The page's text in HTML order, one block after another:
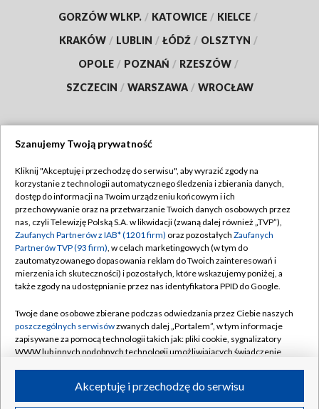
GORZÓW WLKP. / KATOWICE / KIELCE /
KRAKÓW / LUBLIN / ŁÓDŹ / OLSZTYN /
OPOLE / POZNAŃ / RZESZÓW /
SZCZECIN / WARSZAWA / WROCŁAW
TVP
Abonament TVP
Emisja w TVP
Centrum informacji TVP
Naziemna Telewizja Cyfrowa
Rada Programowa
System NOS
Informacje o nadawcy
Program dla prasy
Regulamin TVP
Polityka prywatności
Moje zgody
Pomoc
Kontakt
Kanały
Szanujemy Twoją prywatność
Kliknij "Akceptuję i przechodzę do serwisu", aby wyrazić zgody na
korzystanie z technologii automatycznego śledzenia i zbierania danych,
dostęp do informacji na Twoim urządzeniu końcowym i ich
przechowywanie oraz na przetwarzanie Twoich danych osobowych przez
nas, czyli Telewizję Polską S.A. w likwidacji (zwaną dalej również „TVP”),
Zaufanych Partnerów z IAB* (1201 firm) oraz pozostałych Zaufanych
Partnerów TVP (93 firm), w celach marketingowych (w tym do
zautomatyzowanego dopasowania reklam do Twoich zainteresowań i
mierzenia ich skuteczności) i pozostałych, które wskazujemy poniżej, a
także zgody na udostępnianie przez nas identyfikatora PPID do Google.
Twoje dane osobowe zbierane podczas odwiedzania przez Ciebie naszych
poszczególnych serwisówzwanych dalej „Portalem”, w tym informacje
zapisywane za pomocą technologii takich jak: pliki cookie, sygnalizatory
WWW lub innych podobnych technologii umożliwiających świadczenie
ruchu w Internecie.Akceptuję i przechodzę do serwisu